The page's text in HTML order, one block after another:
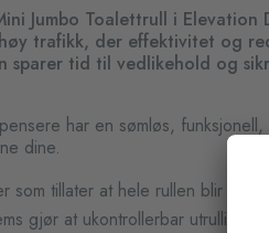
Jumbo Toalettrull i
trafikk, der effektivitet og
sparer tid til vedlikehold og
har en sømløs,
dine.
som tillater at hele rullen blir brukt
gjør at ukontrollerbar utrulling